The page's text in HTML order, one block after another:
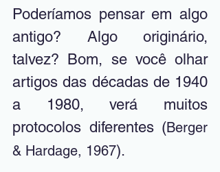
Poderíamos pensar em algo
antigo? Algo originário,
talvez? Bom, se você olhar
artigos das décadas de 1940
a 1980, verá muitos
protocolos diferentes (Berger
& Hardage, 1967).